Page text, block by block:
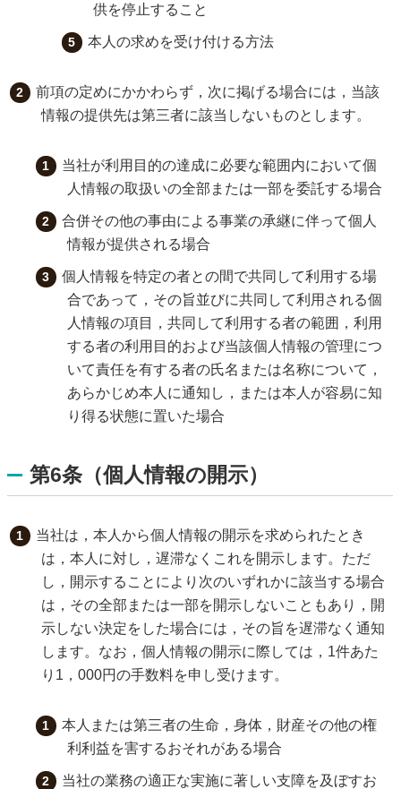
供を停止すること
本人の求めを受け付ける方法
前項の定めにかかわらず，次に掲げる場合には，当該
情報の提供先は第三者に該当しないものとします。
当社が利用目的の達成に必要な範囲内において個
人情報の取扱いの全部または一部を委託する場合
合併その他の事由による事業の承継に伴って個人
情報が提供される場合
個人情報を特定の者との間で共同して利用する場
合であって，その旨並びに共同して利用される個
人情報の項目，共同して利用する者の範囲，利用
する者の利用目的および当該個人情報の管理につ
いて責任を有する者の氏名または名称について，
あらかじめ本人に通知し，または本人が容易に知
り得る状態に置いた場合
第6条（個人情報の開示）
当社は，本人から個人情報の開示を求められたとき
は，本人に対し，遅滞なくこれを開示します。ただ
し，開示することにより次のいずれかに該当する場合
は，その全部または一部を開示しないこともあり，開
示しない決定をした場合には，その旨を遅滞なく通知
します。なお，個人情報の開示に際しては，1件あた
り1，000円の手数料を申し受けます。
本人または第三者の生命，身体，財産その他の権
利利益を害するおそれがある場合
当社の業務の適正な実施に著しい支障を及ぼすお